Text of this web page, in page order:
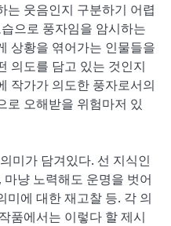
는 웃음인지 구분하기 어렵
으로 풍자임을 암시하는
상황을 엮어가는 인물들을
의도를 담고 있는 것인지
작가가 의도한 풍자로서의
로 오해받을 위험마저 있
미가 담겨있다. 선 지식인
냥 노력해도 운명을 벗어
미에 대한 재고찰 등. 각 의
품에서는 이렇다 할 제시